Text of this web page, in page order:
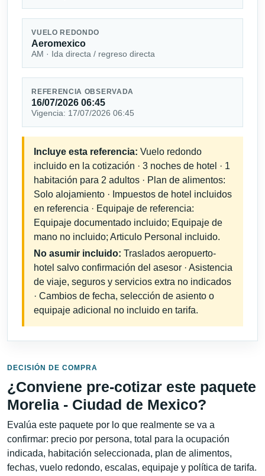
VUELO REDONDO
Aeromexico
AM · Ida directa / regreso directa
REFERENCIA OBSERVADA
16/07/2026 06:45
Vigencia: 17/07/2026 06:45
Incluye esta referencia: Vuelo redondo
incluido en la cotización · 3 noches de hotel · 1
habitación para 2 adultos · Plan de alimentos:
Solo alojamiento · Impuestos de hotel incluidos
en referencia · Equipaje de referencia:
Equipaje documentado incluido; Equipaje de
mano no incluido; Articulo Personal incluido.
No asumir incluido: Traslados aeropuerto-
hotel salvo confirmación del asesor · Asistencia
de viaje, seguros y servicios extra no indicados
· Cambios de fecha, selección de asiento o
equipaje adicional no incluido en tarifa.
DECISIÓN DE COMPRA
¿Conviene pre-cotizar este paquete
Morelia - Ciudad de Mexico?
Evalúa este paquete por lo que realmente se va a
confirmar: precio por persona, total para la ocupación
indicada, habitación seleccionada, plan de alimentos,
fechas, vuelo redondo, escalas, equipaje y política de tarifa.